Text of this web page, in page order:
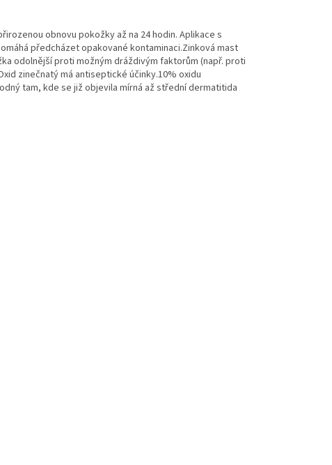
obnovu pokožky až na 24 hodin. Aplikace s
předcházet opakované kontaminaci.Zinková mast
odolnější proti možným dráždivým faktorům (např. proti
zinečnatý má antiseptické účinky.10% oxidu
tam, kde se již objevila mírná až střední dermatitida